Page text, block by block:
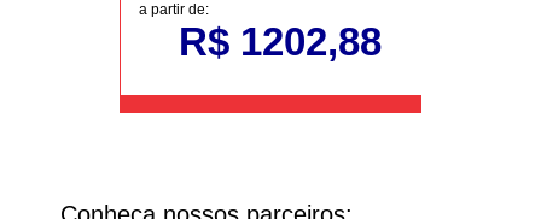
a partir de:
R$ 1202,88